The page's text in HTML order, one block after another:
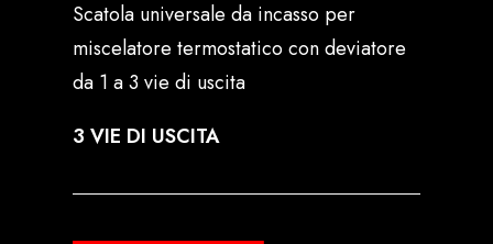
Scatola universale da incasso per
miscelatore termostatico con deviatore
da 1 a 3 vie di uscita
3 VIE DI USCITA